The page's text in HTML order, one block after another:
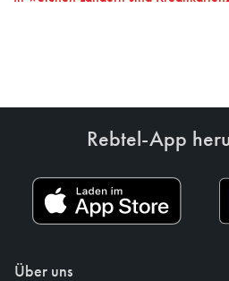
Rebtel-App
Über uns